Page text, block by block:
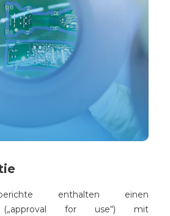
enthalten einen
(„approval for use“) mit